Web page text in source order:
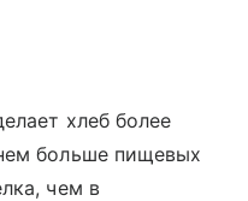
хлеб более
больше пищевых
чем в